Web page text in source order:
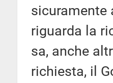
sicuramente
riguarda la
sa, anche
richiesta, il